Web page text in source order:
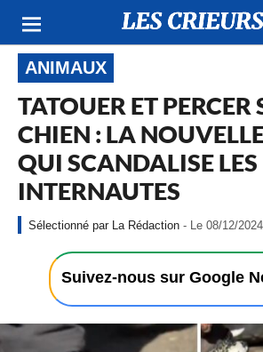
ANIMAUX
TATOUER ET PERCER
CHIEN : LA
QUI SCANDALISE LES
INTERNAUTES
La Rédaction - Le 08/12/
Suivez-nous sur Google